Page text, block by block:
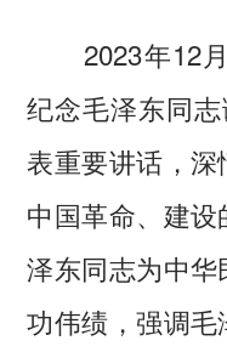
2023年12月
纪念毛泽东同
表重要讲话，
中国革命、建
泽东同志为中
功伟绩，强调